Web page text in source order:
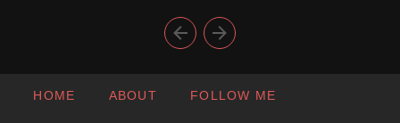
HOME ABOUT FOLLOW ME